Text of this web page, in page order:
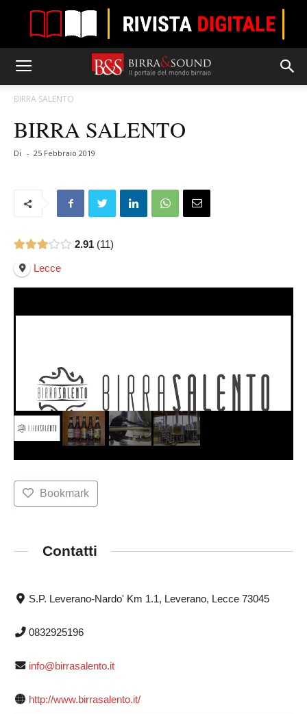
BIRRA SALENTO
BIRRA SALENTO
Di - 25 Febbraio 2019
2.91 11
Lecce
Bookmark
Contatti
S.P. Leverano-Nardo' Km 1.1, Leverano, Lecce 73045
0832925196
info@birrasalento.it
http://www.birrasalento.it/